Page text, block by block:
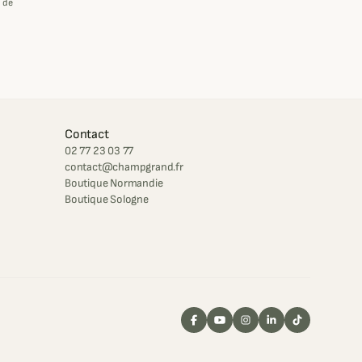
de
Contact
02 77 23 03 77
contact@champgrand.fr
Boutique Normandie
Boutique Sologne